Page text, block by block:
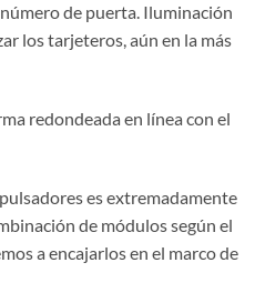
de puerta. Iluminación
los tarjeteros, aún en la más
redondeada en línea con el
es extremadamente
de módulos según el
a encajarlos en el marco de